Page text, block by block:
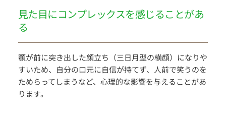
見た目にコンプレックスを感じることがあ
る
顎が前に突き出した顔立ち（三日月型の横顔）になりや
すいため、自分の口元に自信が持てず、人前で笑うのを
ためらってしまうなど、心理的な影響を与えることがあ
ります。